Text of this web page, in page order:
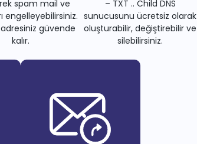
spam mail ve
engelleyebilirsiniz.
güvende
kalır.
– TXT .. Child DNS
sunucusunu ücretsiz olarak
oluşturabilir, değiştirebilir ve
silebilirsiniz.